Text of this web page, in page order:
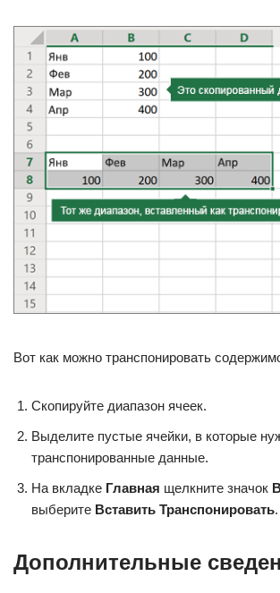
Вот как можно транспонировать
Скопируйте диапазон ячеек.
Выделите пустые ячейки, в которые
транспонированные данные.
На вкладке Главная щелкните значок
выберите Вставить Транспонировать.
Дополнительные